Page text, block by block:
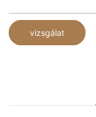
vizsgálat